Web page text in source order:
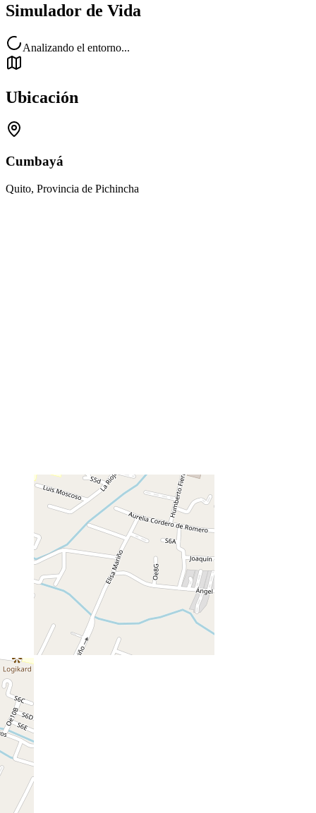
Simulador de Vida
Analizando el entorno...
Ubicación
Cumbayá
Quito, Provincia de Pichincha